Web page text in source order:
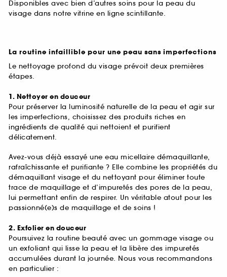
Disponibles avec bien d’autres soins pour la peau du
visage dans notre vitrine en ligne scintillante.
La routine infaillible pour une peau sans imperfections
Le nettoyage profond du visage prévoit deux premières
étapes.
1. Nettoyer en douceur
Pour préserver la luminosité naturelle de la peau et agir sur
les imperfections, choisissez des produits riches en
ingrédients de qualité qui nettoient et purifient
délicatement.
Avez-vous déjà essayé une eau micellaire démaquillante,
rafraîchissante et purifiante ? Elle combine les propriétés du
démaquillant visage et du nettoyant pour éliminer toute
trace de maquillage et d’impuretés des pores de la peau,
lui permettant enfin de respirer. Un véritable atout pour les
passionné(e)s de maquillage et de soins !
2. Exfolier en douceur
Poursuivez la routine beauté avec un gommage visage ou
un exfoliant qui lisse la peau et la libère des impuretés
accumulées durant la journée. Nous vous recommandons
en particulier :